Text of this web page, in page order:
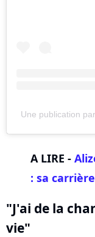
Une publication
A LIRE -
: sa
"J'ai de la
vie"